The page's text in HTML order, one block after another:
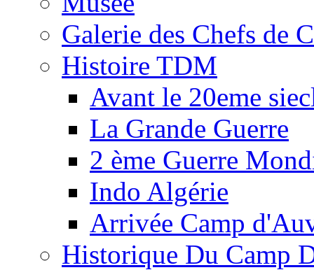
Galerie des Chefs de
Histoire TDM
Avant le 20eme
La Grande Guerre
2 ème Guerre
Indo Algérie
Arrivée Camp
Historique Du Camp